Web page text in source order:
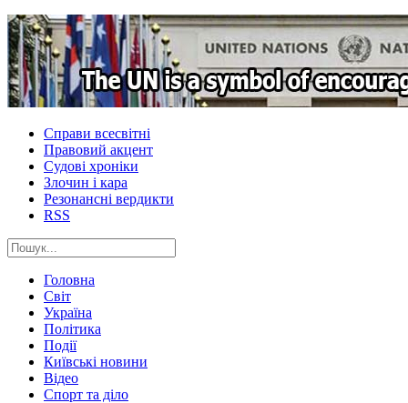
Справи всесвітні
Правовий акцент
Судові хроніки
Злочин і кара
Резонансні вердикти
RSS
Головна
Світ
Україна
Політика
Події
Київські новини
Відео
Спорт та діло